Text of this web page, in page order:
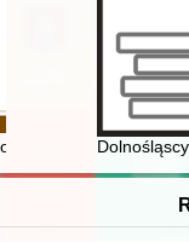
dziejów recepcji
the image of